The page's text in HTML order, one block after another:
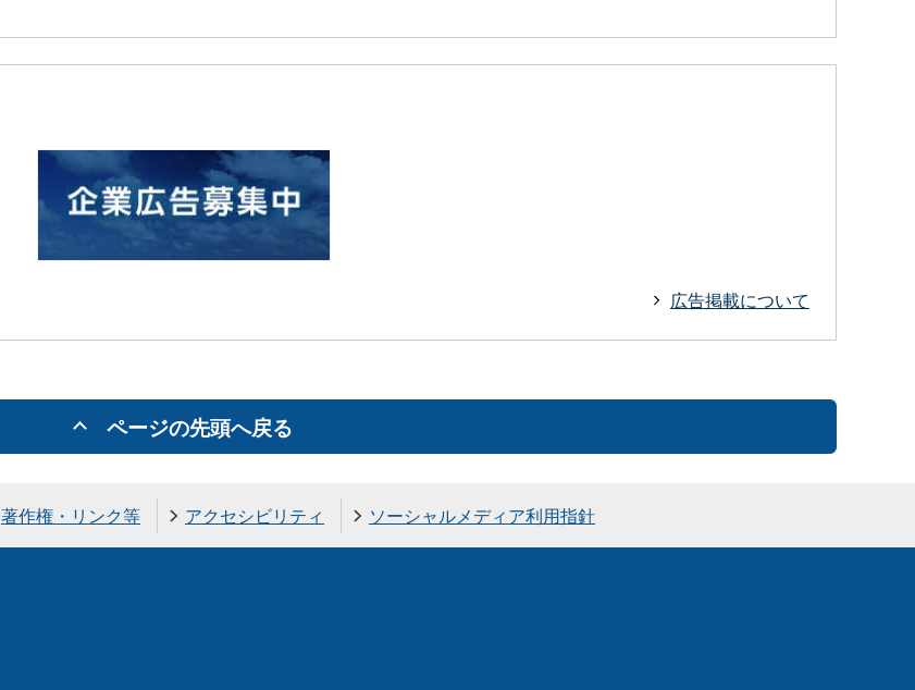
広告掲載について
ページの先頭へ戻る
著作権・リンク等 アクセシビリティ ソーシャルメディア利用指針